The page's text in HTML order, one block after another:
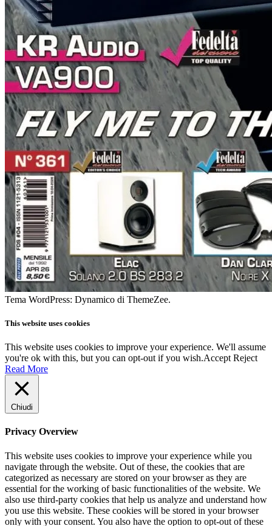
Tema WordPress: Dynamico di ThemeZee.
This website uses cookies
This website uses cookies to improve your experience. We'll assume
you're ok with this, but you can opt-out if you wish.Accept Reject
Read More
Chiudi
Privacy Overview
This website uses cookies to improve your experience while you
navigate through the website. Out of these, the cookies that are
categorized as necessary are stored on your browser as they are
essential for the working of basic functionalities of the website. We
also use third-party cookies that help us analyze and understand how
you use this website. These cookies will be stored in your browser
only with your consent. You also have the option to opt-out of these